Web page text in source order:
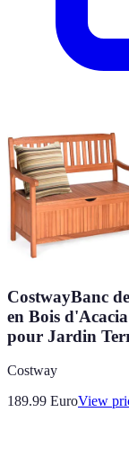
CostwayBanc
en Bois
pour Jardin
Costway
189.99 EuroView